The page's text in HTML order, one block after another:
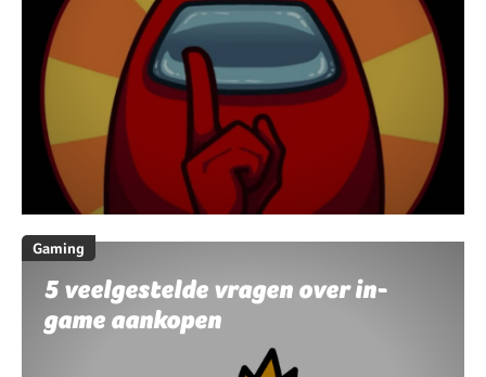
Gaming
5 veelgestelde vragen over in-
game aankopen